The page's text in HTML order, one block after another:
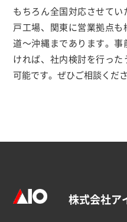
もちろん全国対応させて
戸工場、関東に営業拠点
道～沖縄まであります。
ければ、社内検討を行っ
可能です。ぜひご相談くださ
株式会社ア